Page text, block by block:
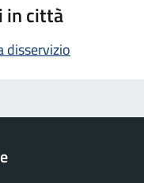
in città
disservizio